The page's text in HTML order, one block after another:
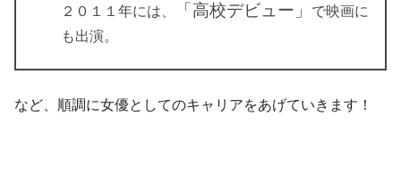
２０１１年には、 「高校デビュー」
で映画に
も出演。
など、順調に女優としてのキャリアをあげていきます！